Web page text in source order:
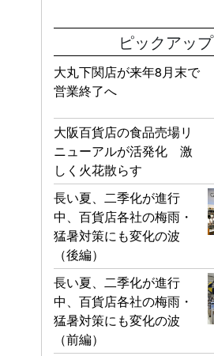
ピックアップ
大丸下関店が来年8月末で
営業終了へ
大阪百貨店の食品売場リ
ニューアルが活発化 激
しく火花散らす
長い夏、二季化が進行
中、百貨店各社の梅雨・
猛暑対策にも変化の波
（後編）
長い夏、二季化が進行
中、百貨店各社の梅雨・
猛暑対策にも変化の波
（前編）